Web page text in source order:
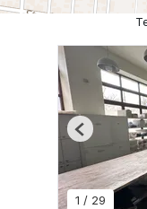
1 / 29
Previous